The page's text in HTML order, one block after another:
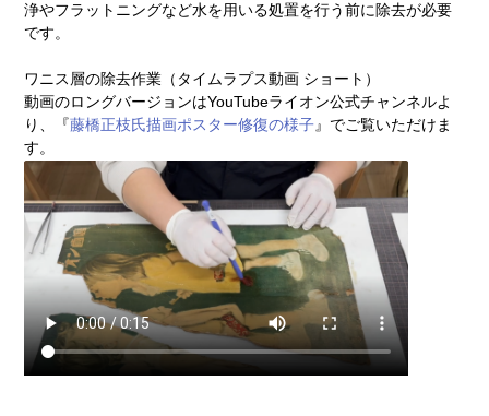
浄やフラットニングなど水を用いる処置を行う前に除去が必要
です。
ワニス層の除去作業（タイムラプス動画 ショート）
動画のロングバージョンはYouTubeライオン公式チャンネルよ
り、『藤橋正枝氏描画ポスター修復の様子』でご覧いただけま
す。